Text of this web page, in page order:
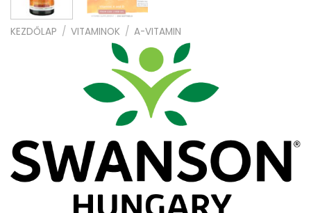
KEZDŐLAP / VITAMINOK / A-VITAMIN